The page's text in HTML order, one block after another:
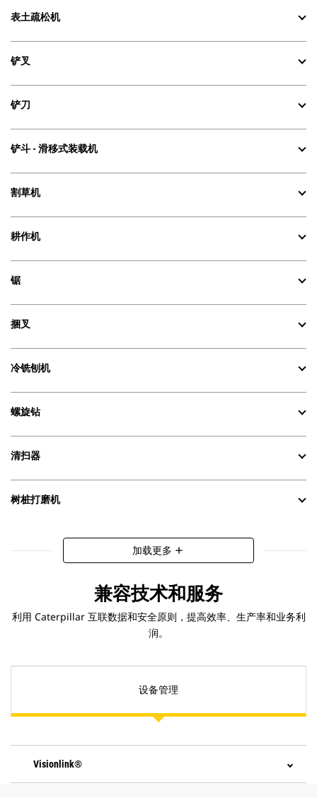
表土疏松机
铲叉
铲刀
铲斗 - 滑移式装载机
割草机
耕作机
锯
捆叉
冷铣刨机
螺旋钻
清扫器
树桩打磨机
加载更多 add
兼容技术和服务
利用 Caterpillar 互联数据和安全原则，提高效率、生产率和业务利
润。
设备管理
Visionlink®